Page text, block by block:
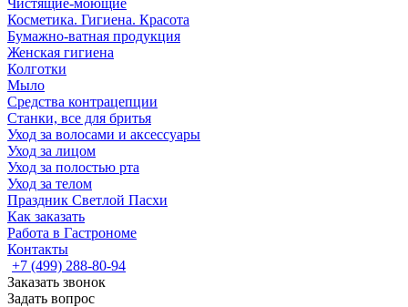
Чистящие-моющие
Косметика. Гигиена. Красота
Бумажно-ватная продукция
Женская гигиена
Колготки
Мыло
Средства контрацепции
Станки, все для бритья
Уход за волосами и аксессуары
Уход за лицом
Уход за полостью рта
Уход за телом
Праздник Светлой Пасхи
Как заказать
Работа в Гастрономе
Контакты
+7 (499) 288-80-94
Заказать звонок
Задать вопрос